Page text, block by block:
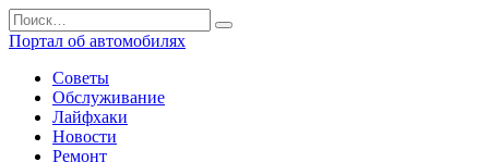
Перейти
к
содержанию
Search
for:
Портал об автомобилях
Советы
Обслуживание
Лайфхаки
Новости
Ремонт